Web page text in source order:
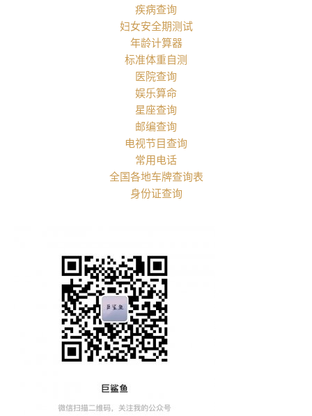
疾病查询
妇女安全期测试
年龄计算器
标准体重自测
医院查询
娱乐算命
星座查询
邮编查询
电视节目查询
常用电话
全国各地车牌查询表
身份证查询